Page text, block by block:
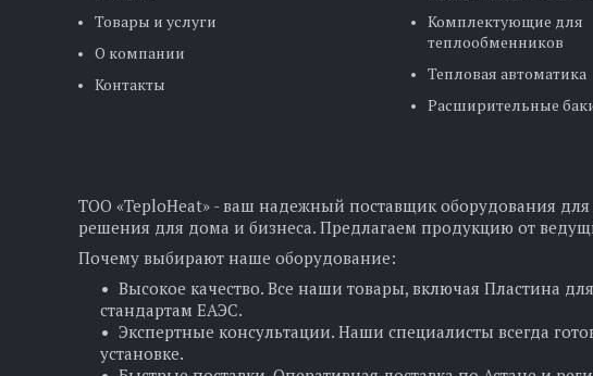
Товары и услуги
О компании
Контакты
Комплектующие для
теплообменников
Тепловая автоматика
Расширительные
ТОО «TeploHeat» - ваш надежный поставщик оборудования
решения для дома и бизнеса. Предлагаем продукцию от
Почему выбирают наше оборудование:
Высокое качество. Все наши товары, включая Пластина
стандартам ЕАЭС.
Экспертные консультации. Наши специалисты всегда
установке.